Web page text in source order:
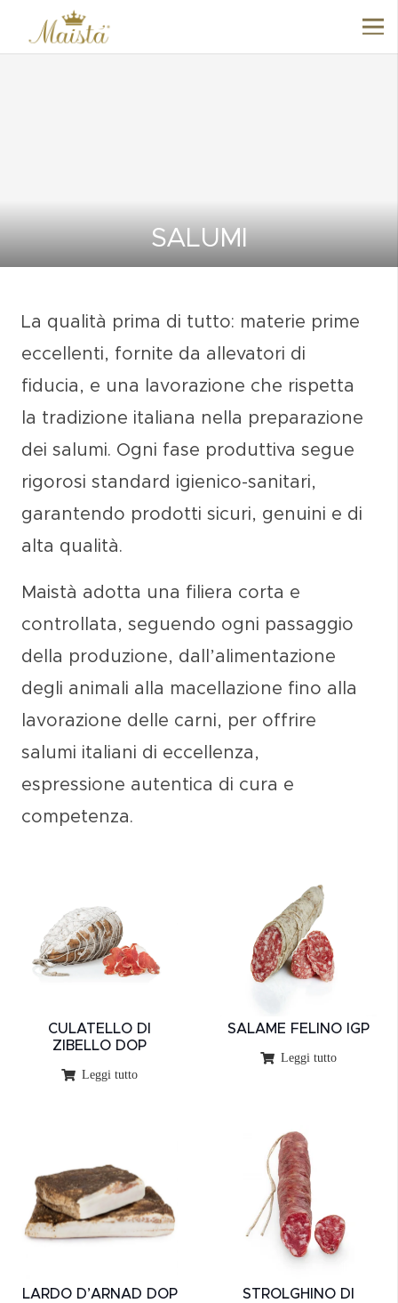
SALUMI
La qualità prima di tutto: materie prime
eccellenti, fornite da allevatori di
fiducia , e una lavorazione che rispetta
la tradizione italiana nella preparazione
dei salumi. Ogni fase produttiva segue
rigorosi standard igienico-sanitari,
garantendo prodotti sicuri, genuini e di
alta qualità.
Maistà adotta una filiera corta e
controllata , seguendo ogni passaggio
della produzione, dall’alimentazione
degli animali alla macellazione fino alla
lavorazione delle carni, per offrire
salumi italiani di eccellenza ,
espressione autentica di cura e
competenza.
CULATELLO DI
ZIBELLO DOP
Leggi tutto
SALAME FELINO IGP
Leggi tutto
LARDO D’ARNAD DOP
STROLGHINO DI